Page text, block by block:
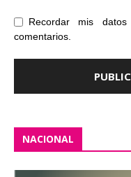
Recordar mis
comentarios.
NACIONAL